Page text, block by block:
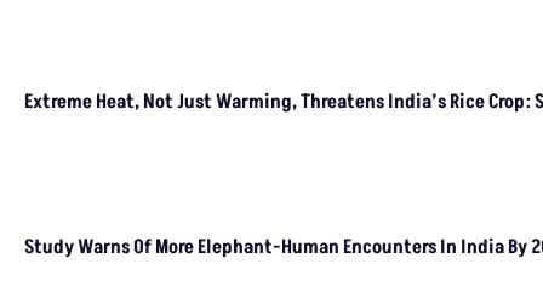
Extreme Heat, Not Just
Study Warns Of More